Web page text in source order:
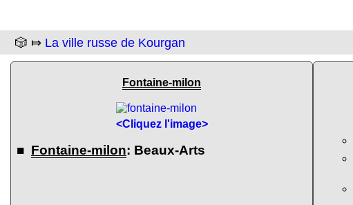
🎲 ⤇ La ville russe de Kourgan
Fontaine-milon
<Cliquez l'image>
■ Fontaine-milon: Beaux-Arts